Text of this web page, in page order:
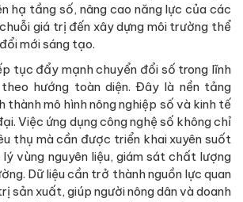
hạ tầng số, nâng cao năng lực của các
giá trị đến xây dựng môi trường thể
mới sáng tạo.
tục đẩy mạnh chuyển đổi số trong lĩnh
hướng toàn diện. Đây là nền tảng
thành mô hình nông nghiệp số và kinh tế
Việc ứng dụng công nghệ số không chỉ
thụ mà cần được triển khai xuyên suốt
vùng nguyên liệu, giám sát chất lượng
Dữ liệu cần trở thành nguồn lực quan
sản xuất, giúp người nông dân và doanh